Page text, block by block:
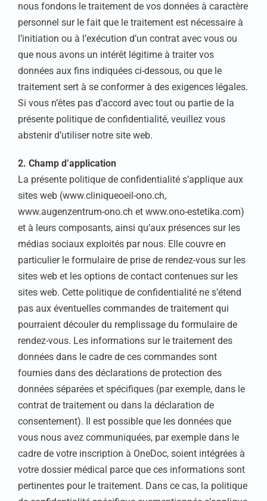
nous fondons le traitement de vos données à caractère
personnel sur le fait que le traitement est nécessaire à
l’initiation ou à l’exécution d’un contrat avec vous ou
que nous avons un intérêt légitime à traiter vos
données aux fins indiquées ci-dessous, ou que le
traitement sert à se conformer à des exigences légales.
Si vous n’êtes pas d’accord avec tout ou partie de la
présente politique de confidentialité, veuillez vous
abstenir d’utiliser notre site web.
2. Champ d’application
La présente politique de confidentialité s’applique aux
sites web (www.cliniqueoeil-ono.ch,
www.augenzentrum-ono.ch et www.ono-estetika.com)
et à leurs composants, ainsi qu’aux présences sur les
médias sociaux exploités par nous. Elle couvre en
particulier le formulaire de prise de rendez-vous sur les
sites web et les options de contact contenues sur les
sites web. Cette politique de confidentialité ne s’étend
pas aux éventuelles commandes de traitement qui
pourraient découler du remplissage du formulaire de
rendez-vous. Les informations sur le traitement des
données dans le cadre de ces commandes sont
fournies dans des déclarations de protection des
données séparées et spécifiques (par exemple, dans le
contrat de traitement ou dans la déclaration de
consentement). Il est possible que les données que
vous nous avez communiquées, par exemple dans le
cadre de votre inscription à OneDoc, soient intégrées à
votre dossier médical parce que ces informations sont
pertinentes pour le traitement. Dans ce cas, la politique